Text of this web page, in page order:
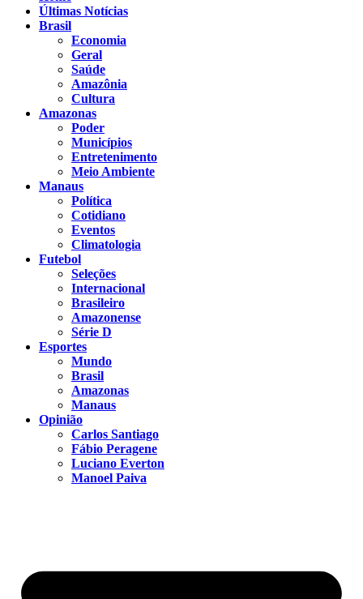
Últimas Notícias
Brasil
Economia
Geral
Saúde
Amazônia
Cultura
Amazonas
Poder
Municípios
Entretenimento
Meio Ambiente
Manaus
Política
Cotidiano
Eventos
Climatologia
Futebol
Seleções
Internacional
Brasileiro
Amazonense
Série D
Esportes
Mundo
Brasil
Amazonas
Manaus
Opinião
Carlos Santiago
Fábio Peragene
Luciano Everton
Manoel Paiva